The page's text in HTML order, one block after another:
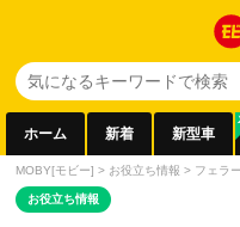
ホーム 新着 新型車
MOBY[モビー] > お役立ち情報 > フェラ
お役立ち情報